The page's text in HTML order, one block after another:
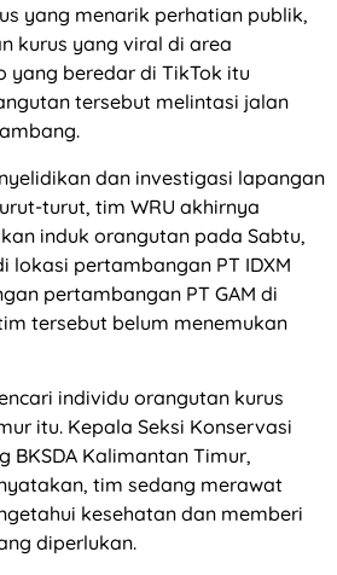
yang menarik perhatian publik,
kurus yang viral di area
yang beredar di TikTok itu
tersebut melintasi jalan
dan investigasi lapangan
turut, tim WRU akhirnya
induk orangutan pada Sabtu,
lokasi pertambangan PT IDXM
pertambangan PT GAM di
tersebut belum menemukan
individu orangutan kurus
itu. Kepala Seksi Konservasi
BKSDA Kalimantan Timur,
tim sedang merawat
kesehatan dan memberi
diperlukan.